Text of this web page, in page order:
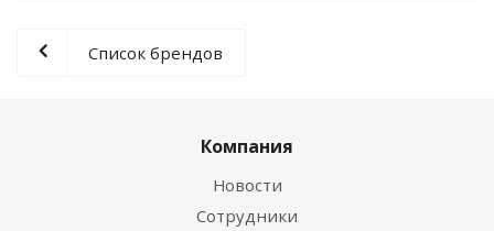
Список брендов
Компания
Новости
Сотрудники